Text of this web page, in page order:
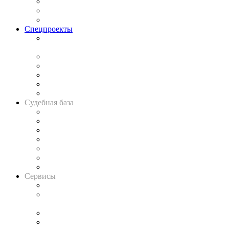
Спецпроекты
Судебная база
Сервисы